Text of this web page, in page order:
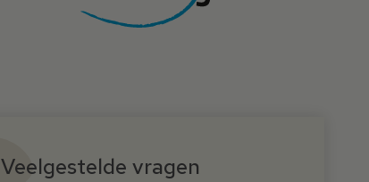
Veelgestelde vragen